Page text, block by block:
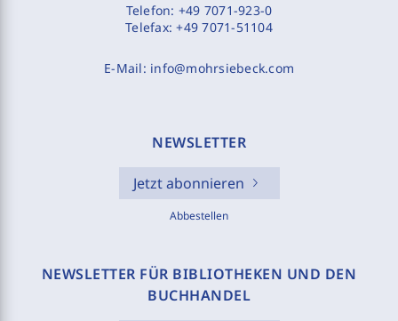
Telefon: +49 7071-923-0
Telefax:+49 7071-51104
E-Mail: info@mohrsiebeck.com
NEWSLETTER
Jetzt abonnieren
Abbestellen
NEWSLETTER FÜR BIBLIOTHEKEN UND DEN
BUCHHANDEL